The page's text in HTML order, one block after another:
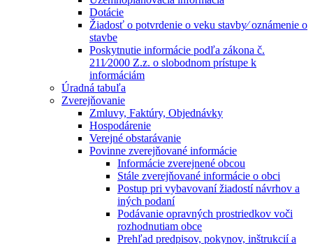
Dotácie
Žiadosť o potvrdenie o veku stavby⁄ oznámenie o
stavbe
Poskytnutie informácie podľa zákona č.
211⁄2000 Z.z. o slobodnom prístupe k
informáciám
Úradná tabuľa
Zverejňovanie
Zmluvy, Faktúry, Objednávky
Hospodárenie
Verejné obstarávanie
Povinne zverejňované informácie
Informácie zverejnené obcou
Stále zverejňované informácie o obci
Postup pri vybavovaní žiadostí návrhov a
iných podaní
Podávanie opravných prostriedkov voči
rozhodnutiam obce
Prehľad predpisov, pokynov, inštrukcií a